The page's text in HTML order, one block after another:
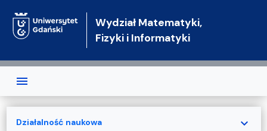
Wydział Matematyki,
Fizyki i Informatyki
Działalność naukowa expand_more